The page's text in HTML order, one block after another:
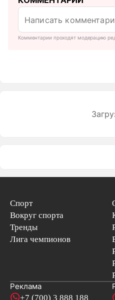
Комментарии проходят модерацию
Спорт
Вокруг спорта
Тренды
Лига чемпионов
Реклама
+7 (700) 3 888 188